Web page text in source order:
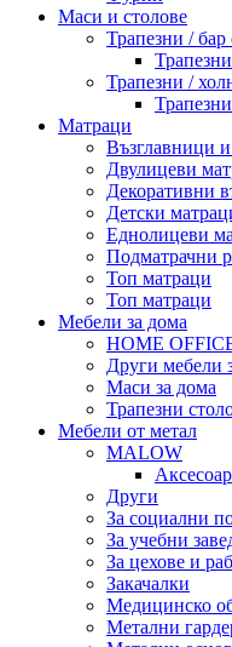
Маси и столове
Трапезни / бар
Трапезни /
Матраци
Възглавници
Двулицеви
Декоративни
Детски
Еднолицеви
Подматрачни
Топ матраци
Топ матраци
Мебели за дома
HOME
Други мебели
Маси за дома
Трапезни
Мебели от метал
MALOW
Други
За социални
За учебни
За цехове и
Закачалки
Медицинско
Метални